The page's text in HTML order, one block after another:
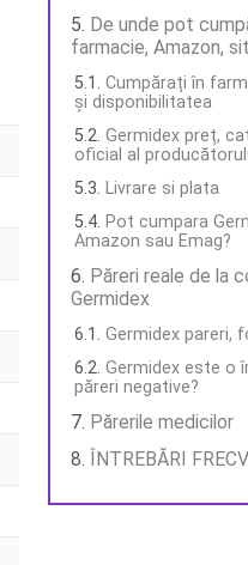
De unde pot
farmacie, Amazon,
Cumpărați în
și disponibilitatea
Germidex preț,
oficial al
Livrare si plata
Pot cumpara
Amazon sau Emag?
Păreri reale de la
Germidex
Germidex pareri,
Germidex este o
păreri negative?
Părerile medicilor
ÎNTREBĂRI